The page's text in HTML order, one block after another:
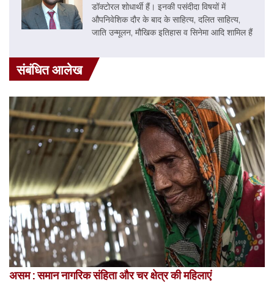
डॉक्टोरल शोधार्थी हैं। इनकी पसंदीदा विषयों में
औपनिवेशिक दौर के बाद के साहित्य, दलित साहित्य,
जाति उन्मूलन, मौखिक इतिहास व सिनेमा आदि शामिल हैं
संबंधित आलेख
असम : समान नागरिक संहिता और चर क्षेत्र की महिलाएं